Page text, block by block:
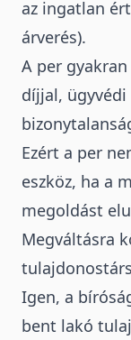
az ingatlan
árverés).
A per
díjjal,
Ezért a per
eszköz, ha a
megoldást
Megváltásra
Igen, a
bent lakó